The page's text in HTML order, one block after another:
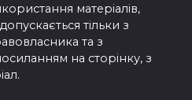
матеріалів,
тільки з
та з
на сторінку, з